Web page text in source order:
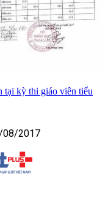
tại kỳ thi giáo viên tiểu
08/2017